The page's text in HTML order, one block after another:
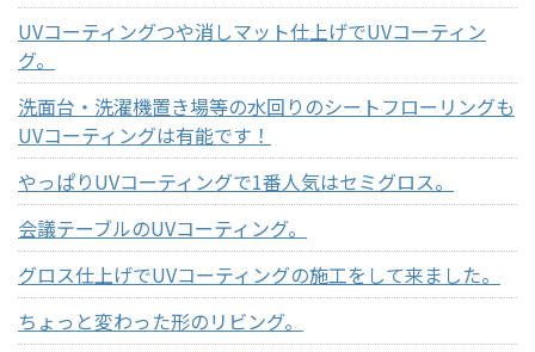
UVコーティングつや消しマット仕上げでUVコーティン
グ。
洗面台・洗濯機置き場等の水回りのシートフローリングも
UVコーティングは有能です！
やっぱりUVコーティングで1番人気はセミグロス。
会議テーブルのUVコーティング。
グロス仕上げでUVコーティングの施工をして来ました。
ちょっと変わった形のリビング。